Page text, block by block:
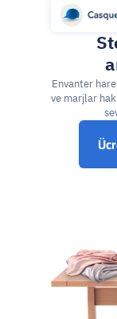
Envanter
ve marjlar